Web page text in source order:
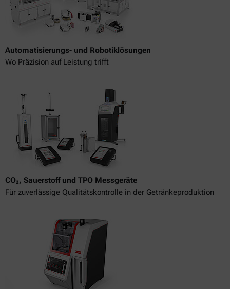
Automatisierungs- und Robotiklösungen
Wo Präzision auf Leistung trifft
CO₂, Sauerstoff und TPO Messgeräte
Für zuverlässige Qualitätskontrolle in der Getränkeproduktion